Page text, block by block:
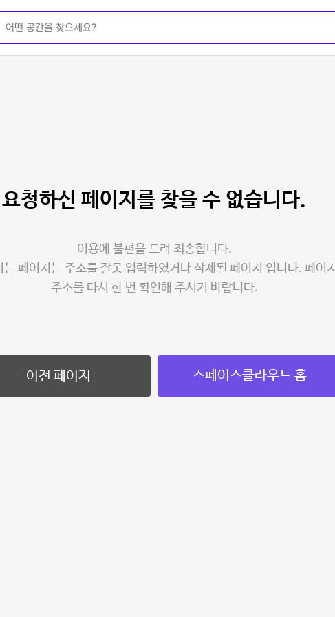
요청하신 페이지를 찾을 수 없습니다.
이용에 불편을 드려 죄송합니다.
는 페이지는 주소를 잘못 입력하였거나 삭제된 페이지 입니다. 페이지
주소를 다시 한 번 확인해 주시기 바랍니다.
이전 페이지 스페이스클라우드 홈